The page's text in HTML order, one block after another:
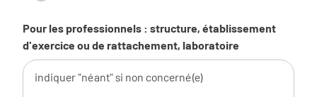
Pour les professionnels : structure, établissement
d'exercice ou de rattachement, laboratoire